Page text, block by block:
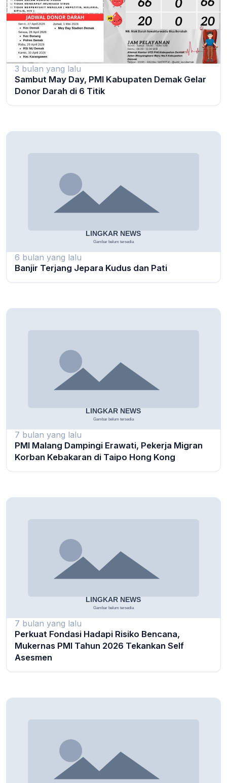
3 bulan yang lalu
Sambut May Day, PMI Kabupaten Demak Gelar
Donor Darah di 6 Titik
6 bulan yang lalu
Banjir Terjang Jepara Kudus dan Pati
7 bulan yang lalu
PMI Malang Dampingi Erawati, Pekerja Migran
Korban Kebakaran di Taipo Hong Kong
7 bulan yang lalu
Perkuat Fondasi Hadapi Risiko Bencana,
Mukernas PMI Tahun 2026 Tekankan Self
Asesmen